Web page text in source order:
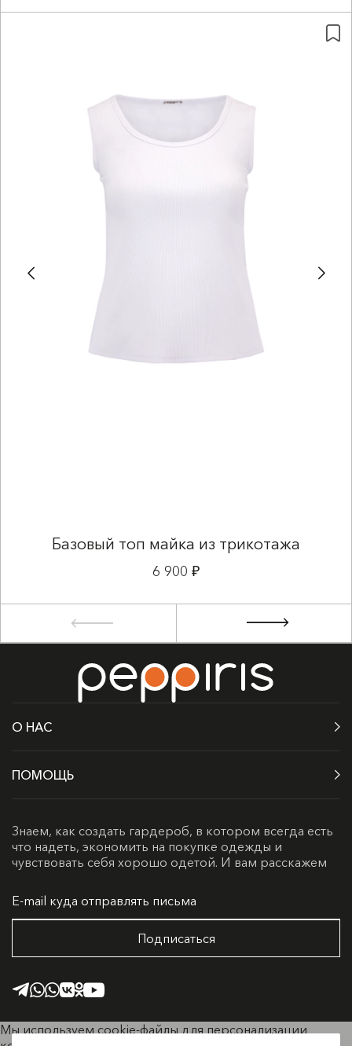
Базовый топ майка из трикотажа
6 900 ₽
О НАС
ПОМОЩЬ
Знаем, как создать гардероб, в котором всегда есть
что надеть, экономить на покупке одежды и
чувствовать себя хорошо одетой. И вам расскажем
Подписаться
Мы используем cookie-файлы для персонализации